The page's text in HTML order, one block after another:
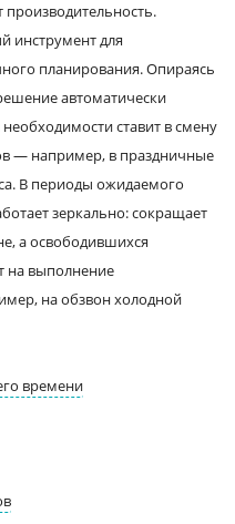
инструмент для
планирования. Опираясь
автоматически
ставит в смену
— например, в праздничные
В периоды ожидаемого
зеркально: сокращает
а освободившихся
на выполнение
на обзвон холодной
времени